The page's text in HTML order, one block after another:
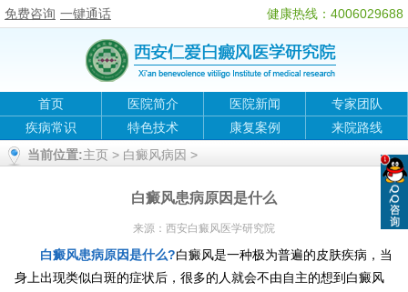
免费咨询 一键通话 健康热线：4006029688
首页 医院简介 医院新闻
专家团队
疾病常识
特色技术 康复案例
来院路线
当前位置:主页 > 白癜风病因 >
白癜风患病原因是什么
来源： 西安白癜风医学研究院
白癜风患病原因是什么?白癜风是一种极为普遍的皮肤疾病，当
身上出现类似白斑的症状后，很多的人就会不由自主的想到白癜风